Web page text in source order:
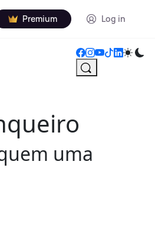
Premium Log in
uma